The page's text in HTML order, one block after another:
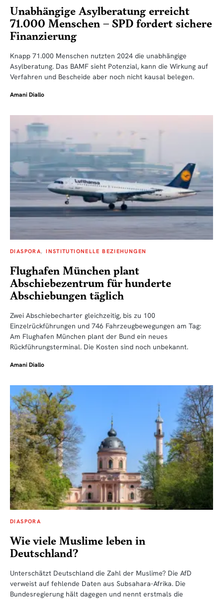
Unabhängige Asylberatung erreicht
71.000 Menschen – SPD fordert sichere
Finanzierung
Knapp 71.000 Menschen nutzten 2024 die unabhängige
Asylberatung. Das BAMF sieht Potenzial, kann die Wirkung auf
Verfahren und Bescheide aber noch nicht kausal belegen.
Amani Diallo
DIASPORA INSTITUTIONELLE BEZIEHUNGEN
Flughafen München plant
Abschiebezentrum für hunderte
Abschiebungen täglich
Zwei Abschiebecharter gleichzeitig, bis zu 100
Einzelrückführungen und 746 Fahrzeugbewegungen am Tag:
Am Flughafen München plant der Bund ein neues
Rückführungsterminal. Die Kosten sind noch unbekannt.
Amani Diallo
DIASPORA
Wie viele Muslime leben in
Deutschland?
Unterschätzt Deutschland die Zahl der Muslime? Die AfD
verweist auf fehlende Daten aus Subsahara-Afrika. Die
Bundesregierung hält dagegen und nennt erstmals die